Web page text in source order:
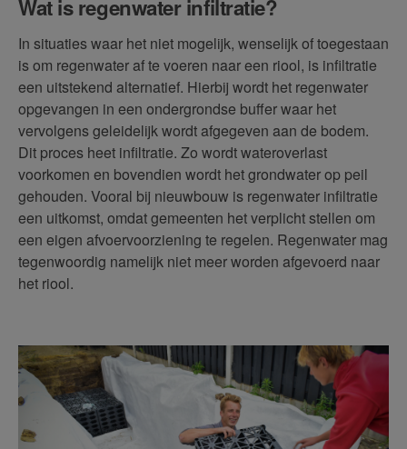
Wat is regenwater infiltratie?
In situaties waar het niet mogelijk, wenselijk of toegestaan
is om regenwater af te voeren naar een riool, is infiltratie
een uitstekend alternatief. Hierbij wordt het regenwater
opgevangen in een ondergrondse buffer waar het
vervolgens geleidelijk wordt afgegeven aan de bodem.
Dit proces heet infiltratie. Zo wordt wateroverlast
voorkomen en bovendien wordt het grondwater op peil
gehouden. Vooral bij nieuwbouw is regenwater infiltratie
een uitkomst, omdat gemeenten het verplicht stellen om
een eigen afvoervoorziening te regelen. Regenwater mag
tegenwoordig namelijk niet meer worden afgevoerd naar
het riool.